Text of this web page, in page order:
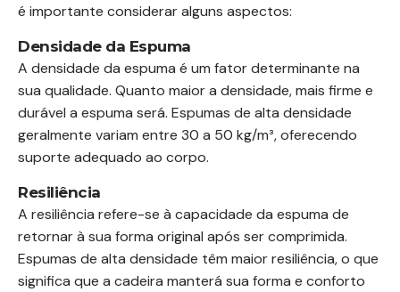
é importante considerar alguns aspectos:
Densidade da Espuma
A densidade da espuma é um fator determinante na
sua qualidade. Quanto maior a densidade, mais firme e
durável a espuma será. Espumas de alta densidade
geralmente variam entre 30 a 50 kg/m³, oferecendo
suporte adequado ao corpo.
Resiliência
A resiliência refere-se à capacidade da espuma de
retornar à sua forma original após ser comprimida.
Espumas de alta densidade têm maior resiliência, o que
significa que a cadeira manterá sua forma e conforto